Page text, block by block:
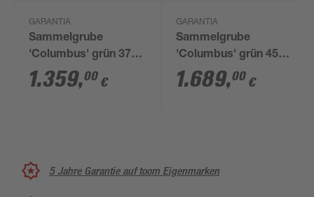
GARANTIA
Sammelgrube
'Columbus' grün 3700
l1.359,00 €
GARANTIA
Sammelgrube
'Columbus' grün 4500
l1.689,00 €
5 Jahre Garantie auf toom Eigenmarken